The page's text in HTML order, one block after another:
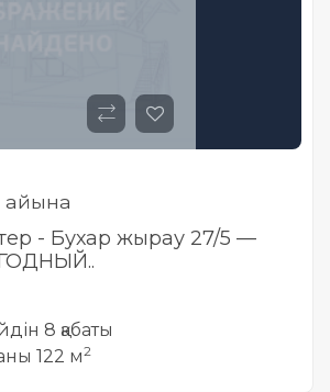
айына
- Бухар жырау 27/5 —
8 қабаты
122 м2